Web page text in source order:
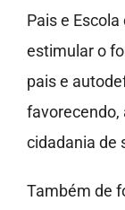
Pais e
estimular o
pais e
favorecendo,
cidadania de
Também de